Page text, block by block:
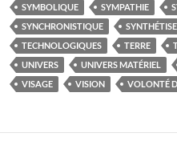
SYMBOLIQUE
SYMPATHIE
SYNCHRONISTIQUE
SYNTHÉTISE
TECHNOLOGIQUES
TERRE
UNIVERS
UNIVERS MATÉRIEL
VISAGE
VISION VOLONTÉ